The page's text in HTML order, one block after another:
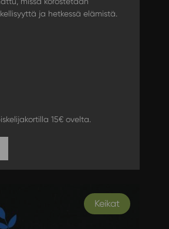
ja hetkessä elämistä.
15€ ovelta.
Keikat